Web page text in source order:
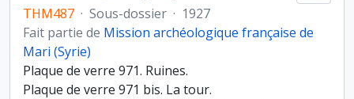
THM487 · Sous-dossier · 1927
Fait partie de Mission archéologique française de
Mari (Syrie)
Plaque de verre 971. Ruines.
Plaque de verre 971 bis. La tour.